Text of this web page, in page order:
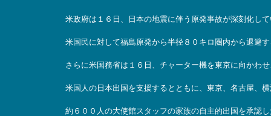
米政府は１６日、日本の地震に伴う原発事故が深刻化し
米国民に対して福島原発から半径８０キロ圏内から退避
さらに米国務省は１６日、チャーター機を東京に向かわせ
米国人の日本出国を支援するとともに、東京、名古屋、
約６００人の大使館スタッフの家族の自主的出国を承認